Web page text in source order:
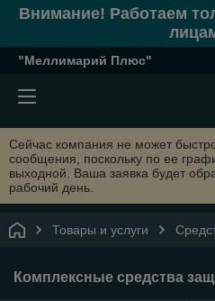
Внимание! Работаем
"Меллимарий Плюс"
Сейчас компания не может
сообщения, поскольку по ее
выходной. Ваша заявка будет
рабочий день.
Товары и услуги
Комплексные средства